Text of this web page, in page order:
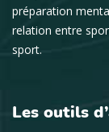
préparation
relation entre
sport.
Les outils